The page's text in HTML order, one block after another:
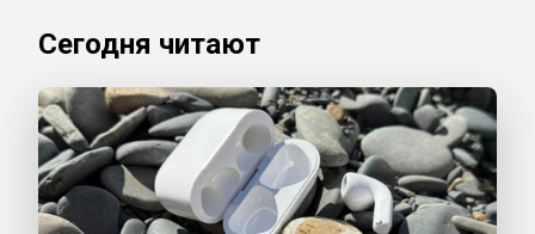
Сегодня читают